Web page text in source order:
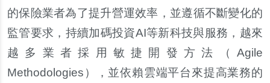
的保險業者為了提升營運效率，並遵循不斷變化的
監管要求，持續加碼投資AI等新科技與服務，越來
越多業者採用敏捷開發方法（Agile
Methodologies），並依賴雲端平台來提高業務的